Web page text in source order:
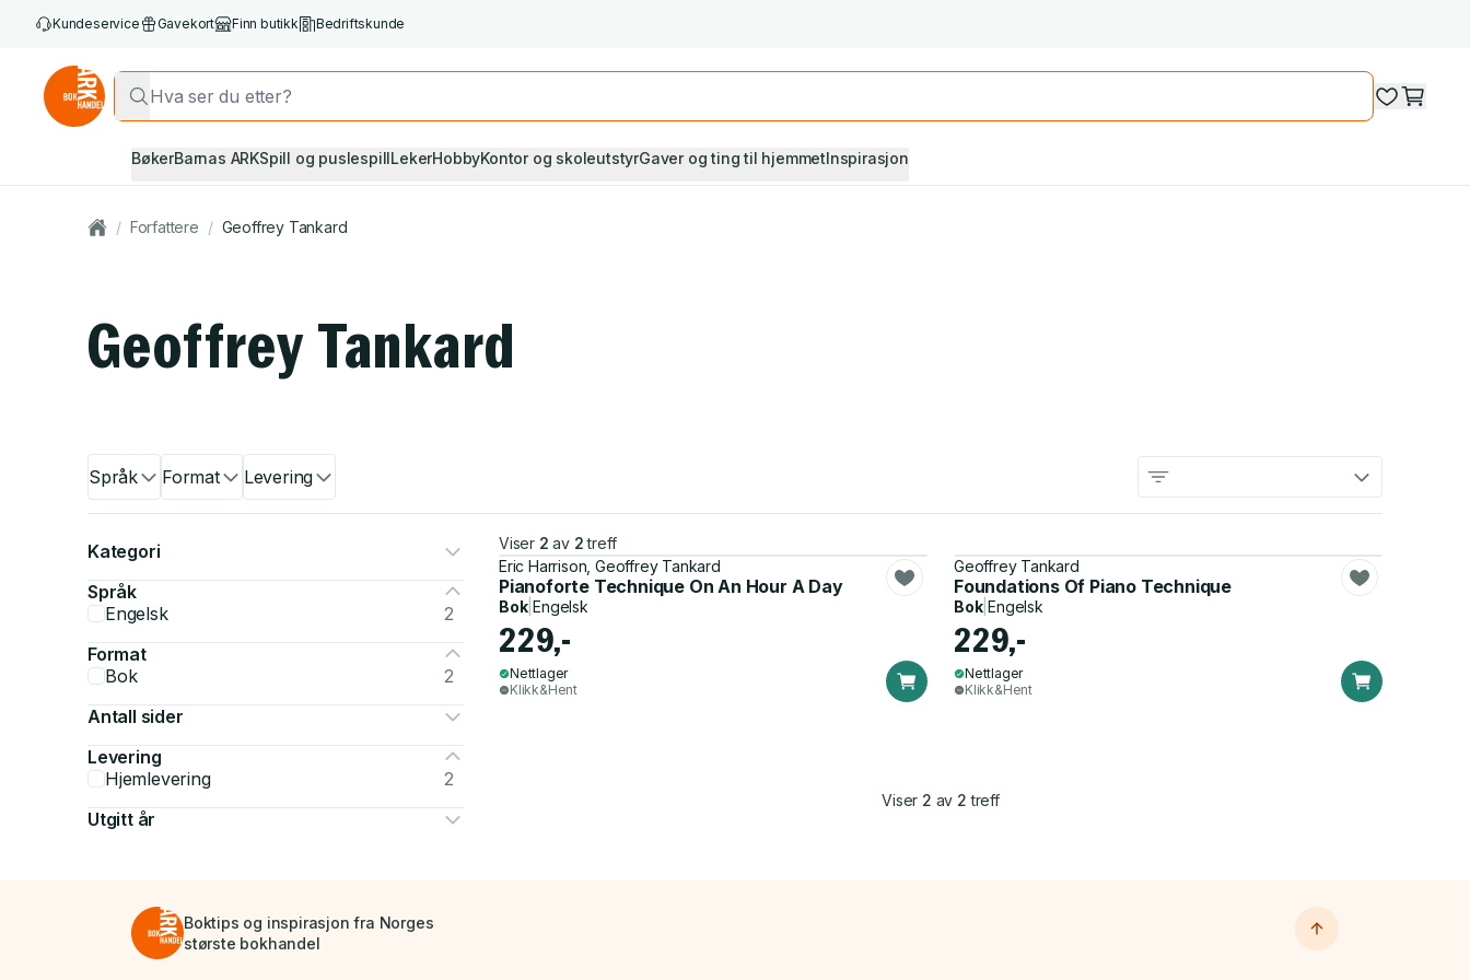
Kundeservice Gavekort Finn butikk Bedriftskunde
BøkerBarnas ARKSpill og puslespillLekerHobbyKontor og skoleutstyrGaver og ting til hjemmetInspirasjon
/ Forfattere / Geoffrey Tankard
Geoffrey Tankard
Språk Format Levering
Kategori
Språk
Engelsk
2
Format
Bok
2
Antall sider
Levering
Hjemlevering
2
Utgitt år
Viser 2 av 2 treff
Eric Harrison, Geoffrey Tankard
Pianoforte Technique On An Hour A Day
Bok|Engelsk
229,-
Nettlager
Klikk&Hent
Geoffrey Tankard
Foundations Of Piano Technique
Bok|Engelsk
229,-
Nettlager
Klikk&Hent
Viser 2 av 2 treff
Boktips og inspirasjon fra Norges
største bokhandel